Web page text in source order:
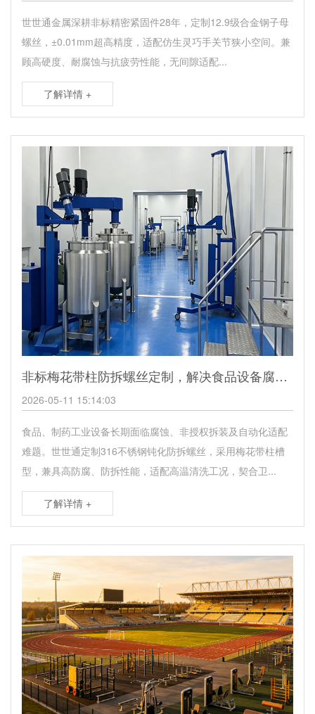
世世通金属深耕非标精密紧固件28年，定制12.9级合金钢子母
螺丝，±0.01mm超高精度，适配仿生灵巧手关节狭小空间。兼
顾高硬度、耐腐蚀与抗疲劳性能，无间隙适配...
了解详情 +
非标梅花带柱防拆螺丝定制，解决食品设备腐蚀私拆问题
2026-05-11 15:14:03
食品、制药工业设备长期面临腐蚀、非授权拆装及自动化适配
难题。世世通定制316不锈钢钝化防拆螺丝，采用梅花带柱槽
型，兼具高防腐、防拆性能，适配高温清洗工况，契合卫...
了解详情 +